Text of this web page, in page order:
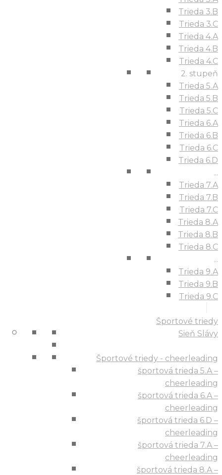
Trieda 3.B
Trieda 3.C
Trieda 4.A
Trieda 4.B
Trieda 4.C
2. stupeň
Trieda 5.A
Trieda 5.B
Trieda 5.C
Trieda 6.A
Trieda 6.B
Trieda 6.C
Trieda 6.D
...
Trieda 7.A
Trieda 7.B
Trieda 7.C
Trieda 8.A
Trieda 8.B
Trieda 8.C
...
Trieda 9.A
Trieda 9.B
Trieda 9.C
Športové triedy
Sieň Slávy
Športové triedy - cheerleading
športová trieda 5.A –
cheerleading
športová trieda 6.A –
cheerleading
športová trieda 6.D –
cheerleading
športová trieda 7.A –
cheerleading
športová trieda 8.A –